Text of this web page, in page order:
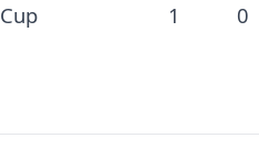
Cup 1 0